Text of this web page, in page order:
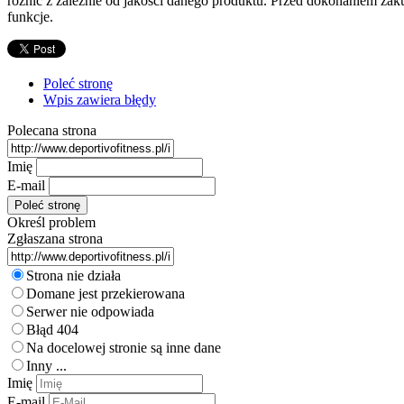
funkcje.
Poleć stronę
Wpis zawiera błędy
Polecana strona
Imię
E-mail
Określ problem
Zgłaszana strona
Strona nie działa
Domane jest przekierowana
Serwer nie odpowiada
Błąd 404
Na docelowej stronie są inne dane
Inny ...
Imię